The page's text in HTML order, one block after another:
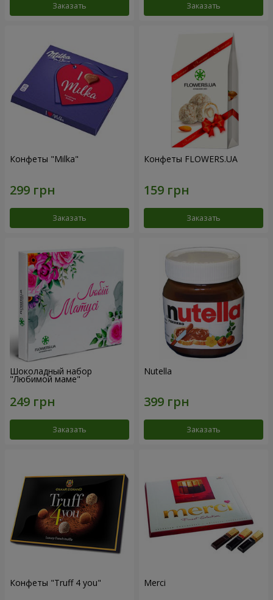
Заказать Заказать
Конфеты "Milka"
Заказать
Конфеты FLOWERS.UA
Заказать
Шоколадный набор
"Любимой маме"
Заказать
Nutella
Заказать
Конфеты "Truff 4 you" Merci